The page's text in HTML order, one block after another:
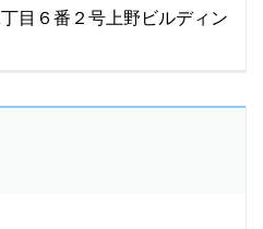
目６番２号上野ビルディン